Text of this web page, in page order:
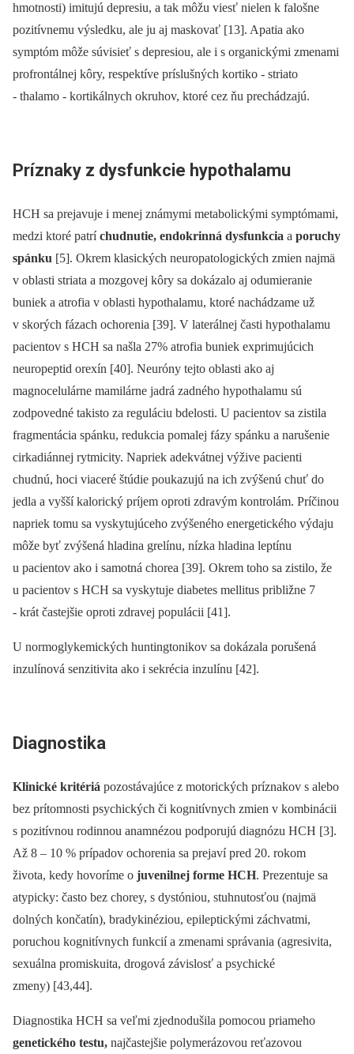
hmotnosti) imitujú depresiu, a tak môžu viesť nielen k falošne
pozitívnemu výsledku, ale ju aj maskovať [13]. Apatia ako
symptóm môže súvisieť s depresiou, ale i s organickými zmenami
profrontálnej kôry, respektíve príslušných kortiko ‑⁠ striato
‑⁠ thalamo ‑⁠ kortikálnych okruhov, ktoré cez ňu prechádzajú.
Príznaky z dysfunkcie hypothalamu
HCH sa prejavuje i menej známymi metabolickými symptómami,
medzi ktoré patríchudnutie, endokrinná dysfunkcia a poruchy
spánku [5]. Okrem klasických neuropatologických zmien najmä
v oblasti striata a mozgovej kôry sa dokázalo aj odumieranie
buniek a atrofia v oblasti hypothalamu, ktoré nachádzame už
v skorých fázach ochorenia [39]. V laterálnej časti hypothalamu
pacientov s HCH sa našla 27% atrofia buniek exprimujúcich
neuropeptid orexín [40]. Neuróny tejto oblasti ako aj
magnocelulárne mamilárne jadrá zadného hypothalamu sú
zodpovedné takisto za reguláciu bdelosti. U pacientov sa zistila
fragmentácia spánku, redukcia pomalej fázy spánku a narušenie
cirkadiánnej rytmicity. Napriek adekvátnej výžive pacienti
chudnú, hoci viaceré štúdie poukazujú na ich zvýšenú chuť do
jedla a vyšší kalorický príjem oproti zdravým kontrolám. Príčinou
napriek tomu sa vyskytujúceho zvýšeného energetického výdaju
môže byť zvýšená hladina grelínu, nízka hladina leptínu
u pacientov ako i samotná chorea [39]. Okrem toho sa zistilo, že
u pacientov s HCH sa vyskytuje diabetes mellitus približne 7
-⁠ krát častejšie oproti zdravej populácii [41].
U normoglykemických huntingtonikov sa dokázala porušená
inzulínová senzitivita ako i sekrécia inzulínu [42].
Dia­gnostika
Klinické kritériá pozostávajúce z motorických príznakov s alebo
bez prítomnosti psychických či kognitívnych zmien v kombinácii
s pozitívnou rodinnou anamnézou podporujú dia­gnózu HCH [3].
Až 8 –⁠ 10 % prípadov ochorenia sa prejaví pred 20. rokom
života, kedy hovoríme o juvenilnej forme HCH. Prezentuje sa
atypicky: často bez chorey, s dystóniou, stuhnutosťou (najmä
dolných končatín), bradykinéziou, epileptickými záchvatmi,
poruchou kognitívnych funkcií a zmenami správania (agresivita,
sexuálna promiskuita, drogová závislosť a psychické
zmeny) [43,44].
Dia­gnostika HCH sa veľmi zjednodušila pomocou priameho
genetického testu, najčastejšie polymerázovou reťazovou